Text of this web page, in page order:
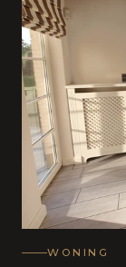
WONING